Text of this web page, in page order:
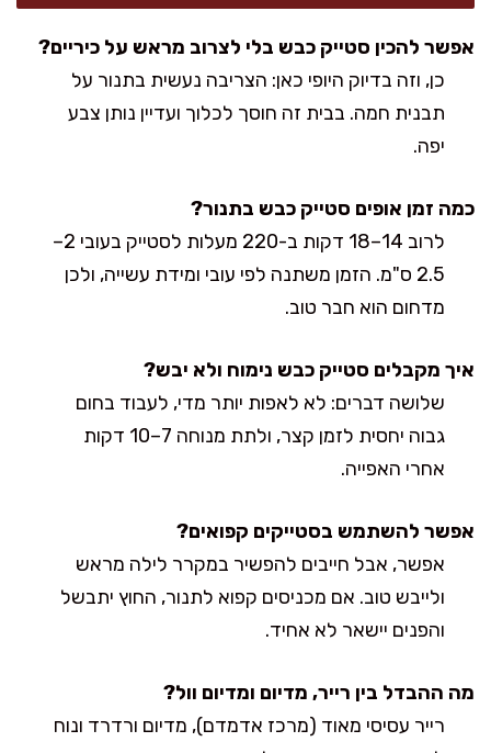
אפשר להכין סטייק כבש בלי לצרוב מראש על כיריים?
כן, וזה בדיוק היופי כאן: הצריבה נעשית בתנור על
תבנית חמה. בבית זה חוסך לכלוך ועדיין נותן צבע
יפה.
כמה זמן אופים סטייק כבש בתנור?
לרוב 14–18 דקות ב-220 מעלות לסטייק בעובי 2–
2.5 ס"מ. הזמן משתנה לפי עובי ומידת עשייה, ולכן
מדחום הוא חבר טוב.
איך מקבלים סטייק כבש נימוח ולא יבש?
שלושה דברים: לא לאפות יותר מדי, לעבוד בחום
גבוה יחסית לזמן קצר, ולתת מנוחה 7–10 דקות
אחרי האפייה.
אפשר להשתמש בסטייקים קפואים?
אפשר, אבל חייבים להפשיר במקרר לילה מראש
ולייבש טוב. אם מכניסים קפוא לתנור, החוץ יתבשל
והפנים יישאר לא אחיד.
מה ההבדל בין רייר, מדיום ומדיום וול?
רייר עסיסי מאוד (מרכז אדמדם), מדיום ורדרד ונוח